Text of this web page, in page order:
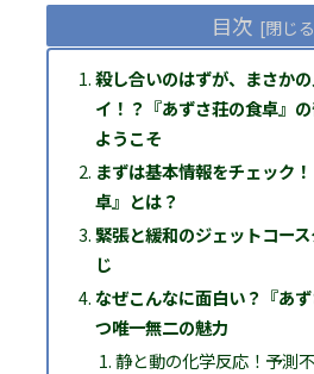
目次
殺し合いのはずが、まさか
イ！？『あずさ荘の食卓』
ようこそ
まずは基本情報をチェック
卓』とは？
緊張と緩和のジェットコー
じ
なぜこんなに面白い？『あ
つ唯一無二の魅力
静と動の化学反応！予測